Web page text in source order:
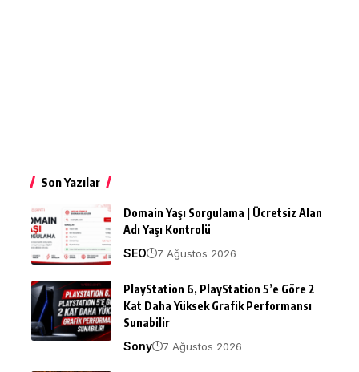
Son Yazılar
Domain Yaşı Sorgulama | Ücretsiz Alan
Adı Yaşı Kontrolü
SEO
7 Ağustos 2026
PlayStation 6, PlayStation 5’e Göre 2
Kat Daha Yüksek Grafik Performansı
Sunabilir
Sony
7 Ağustos 2026